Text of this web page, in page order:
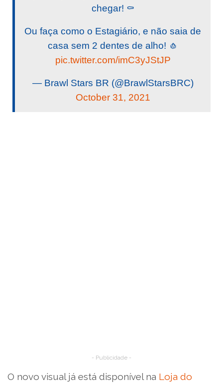
chegar! ⚰️
Ou faça como o Estagiário, e não saia de
casa sem 2 dentes de alho! 🧄
pic.twitter.com/imC3yJStJP
— Brawl Stars BR (@BrawlStarsBRC)
October 31, 2021
- Publicidade -
O novo visual já está disponível na Loja do